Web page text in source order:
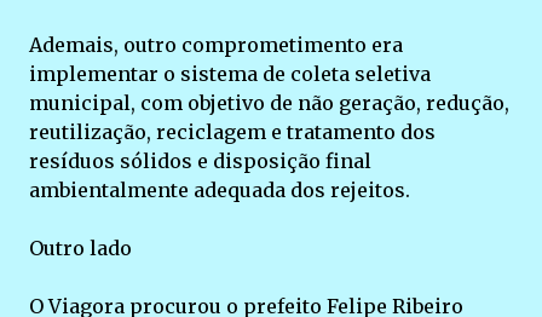
Ademais, outro comprometimento era
implementar o sistema de coleta seletiva
municipal, com objetivo de não geração, redução,
reutilização, reciclagem e tratamento dos
resíduos sólidos e disposição final
ambientalmente adequada dos rejeitos.
Outro lado
O Viagora procurou o prefeito Felipe Ribeiro